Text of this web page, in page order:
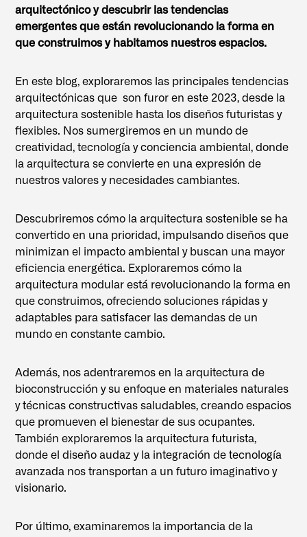
arquitectónico y descubrir las tendencias
emergentes que están revolucionando la forma en
que construimos y habitamos nuestros espacios.
En este blog, exploraremos las principales tendencias
arquitectónicas que son furor en este 2023, desde la
arquitectura sostenible hasta los diseños futuristas y
flexibles. Nos sumergiremos en un mundo de
creatividad, tecnología y conciencia ambiental, donde
la arquitectura se convierte en una expresión de
nuestros valores y necesidades cambiantes.
Descubriremos cómo la arquitectura sostenible se ha
convertido en una prioridad, impulsando diseños que
minimizan el impacto ambiental y buscan una mayor
eficiencia energética. Exploraremos cómo la
arquitectura modular está revolucionando la forma en
que construimos, ofreciendo soluciones rápidas y
adaptables para satisfacer las demandas de un
mundo en constante cambio.
Además, nos adentraremos en la arquitectura de
bioconstrucción y su enfoque en materiales naturales
y técnicas constructivas saludables, creando espacios
que promueven el bienestar de sus ocupantes.
También exploraremos la arquitectura futurista,
donde el diseño audaz y la integración de tecnología
avanzada nos transportan a un futuro imaginativo y
visionario.
Por último, examinaremos la importancia de la